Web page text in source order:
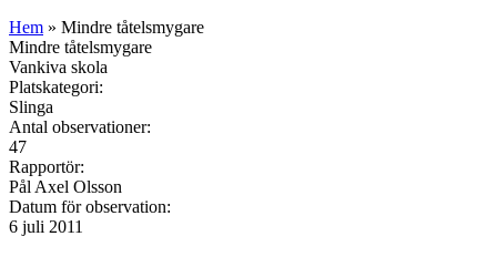
Hem » Mindre tåtelsmygare
Mindre tåtelsmygare
Vankiva skola
Platskategori:
Slinga
Antal observationer:
47
Rapportör:
Pål Axel Olsson
Datum för observation:
6 juli 2011